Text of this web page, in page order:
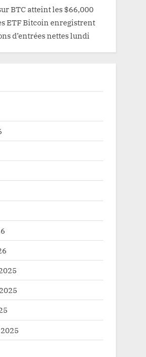
BTC atteint les $66,000
ETF Bitcoin enregistrent
d’entrées nettes lundi